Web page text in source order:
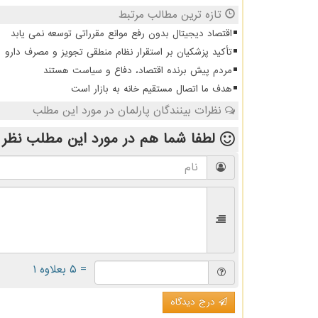
تازه ترین مطالب مرتبط
اقتصاد دیجیتال بدون رفع موانع مقرراتی توسعه نمی یابد
تأکید پزشکیان بر استقرار نظام منطقی تجویز و مصرف دارو
مردم پیش برنده اقتصاد، دفاع و سیاست هستند
هدف ما اتصال مستقیم خانه به بازار است
نظرات بینندگان پارلمان در مورد این مطلب
لطفا شما هم در مورد این مطلب
= ۵ بعلاوه ۱
درج دیدگاه